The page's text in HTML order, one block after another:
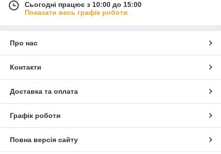
Сьогодні працює з 10:00 до 15:00
Показати весь графік роботи
Про нас
Контакти
Доставка та оплата
Графік роботи
Повна версія сайту